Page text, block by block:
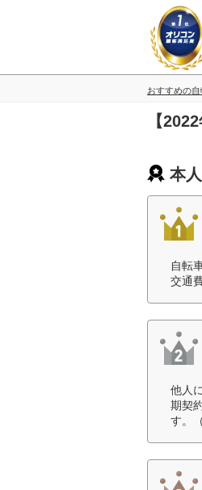
おすすめの
【
本
自転
交通
他人
期契
す。